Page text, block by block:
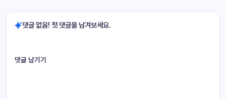
댓글 없음! 첫 댓글을 남겨보세요.
댓글 남기기